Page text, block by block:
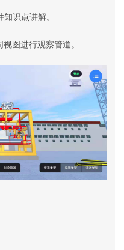
识点讲解。
图进行观察管道。